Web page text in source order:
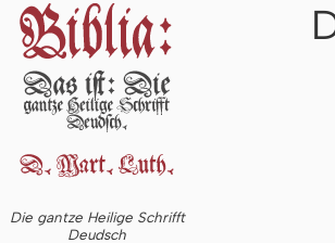
Die gantze Heilige Schrifft
Deudsch